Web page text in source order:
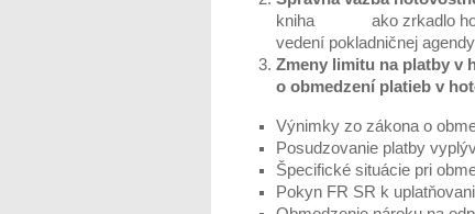
kniha ako zrkadlo
vedení pokladničnej
Zmeny limitu na platby v
o obmedzení platieb v
Výnimky zo zákona o
Posudzovanie platby
Špecifické situácie pri
Pokyn FR SR k